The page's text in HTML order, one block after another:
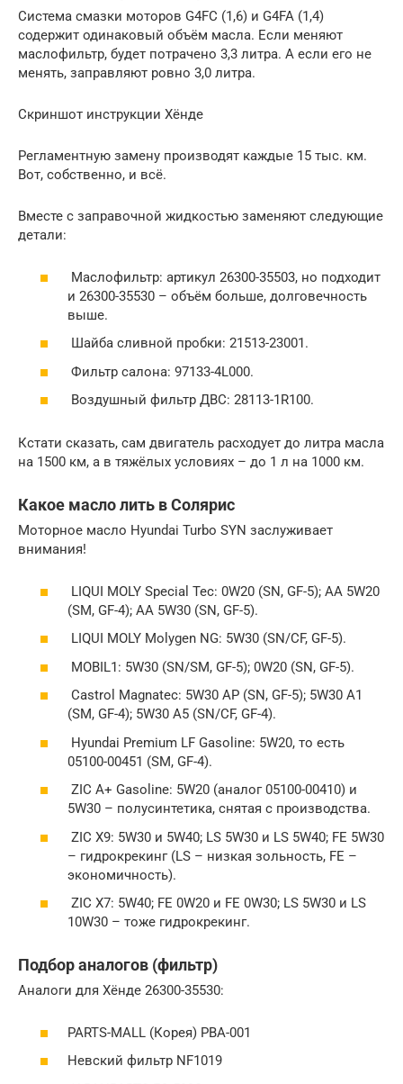
Система смазки моторов G4FC (1,6) и G4FA (1,4)
содержит одинаковый объём масла. Если меняют
маслофильтр, будет потрачено 3,3 литра. А если его не
менять, заправляют ровно 3,0 литра.
Скриншот инструкции Хёнде
Регламентную замену производят каждые 15 тыс. км.
Вот, собственно, и всё.
Вместе с заправочной жидкостью заменяют следующие
детали:
Маслофильтр: артикул 26300-35503, но подходит
и 26300-35530 – объём больше, долговечность
выше.
Шайба сливной пробки: 21513-23001.
Фильтр салона: 97133-4L000.
Воздушный фильтр ДВС: 28113-1R100.
Кстати сказать, сам двигатель расходует до литра масла
на 1500 км, а в тяжёлых условиях – до 1 л на 1000 км.
Какое масло лить в Солярис
Моторное масло Hyundai Turbo SYN заслуживает
внимания!
LIQUI MOLY Special Tec: 0W20 (SN, GF-5); AA 5W20
(SM, GF-4); AA 5W30 (SN, GF-5).
LIQUI MOLY Molygen NG: 5W30 (SN/CF, GF-5).
MOBIL1: 5W30 (SN/SM, GF-5); 0W20 (SN, GF-5).
Castrol Magnatec: 5W30 AP (SN, GF-5); 5W30 A1
(SM, GF-4); 5W30 A5 (SN/CF, GF-4).
Hyundai Premium LF Gasoline: 5W20, то есть
05100-00451 (SM, GF-4).
ZIC A+ Gasoline: 5W20 (аналог 05100-00410) и
5W30 – полусинтетика, снятая с производства.
ZIC X9: 5W30 и 5W40; LS 5W30 и LS 5W40; FE 5W30
– гидрокрекинг (LS – низкая зольность, FE –
экономичность).
ZIC X7: 5W40; FE 0W20 и FE 0W30; LS 5W30 и LS
10W30 – тоже гидрокрекинг.
Подбор аналогов (фильтр)
Аналоги для Хёнде 26300-35530:
PARTS-MALL (Корея) PBA-001
Невский фильтр NF1019